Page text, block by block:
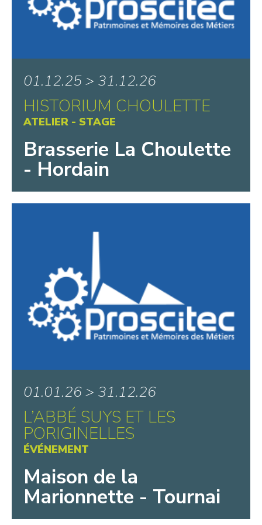
TAMAT, Musée de la Tapisserie et
des Arts Textiles
Tracteurs en Weppes
Village des Métiers d’Antan et
Musée Motobecane
01.12.25 > 31.12.26
HISTORIUM CHOULETTE
ATELIER - STAGE
Brasserie La Choulette
- Hordain
01.01.26 > 31.12.26
L’ABBÉ SUYS ET LES
PORIGINELLES
ÉVÉNEMENT
Maison de la
Marionnette - Tournai